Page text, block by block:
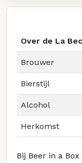
Over de La
Brouwer
Bierstijl
Alcohol
Herkomst
Bij Beer in a